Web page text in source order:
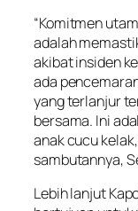
“Komitmen
adalah
akibat insiden
ada
yang terlanjur
bersama. Ini
anak cucu
sambutannya,
Lebih lanjut